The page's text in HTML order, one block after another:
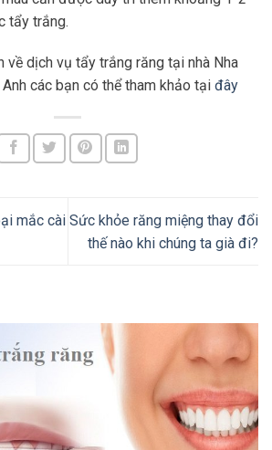
tẩy trắng.
về dịch vụ tẩy trắng răng tại nhà Nha
các bạn có thể tham khảo tại đây
mắc cài Sức khỏe răng miệng thay đổi
thế nào khi chúng ta già đi?